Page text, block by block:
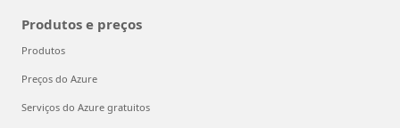
Produtos e preços
Produtos
Preços do Azure
Serviços do Azure gratuitos